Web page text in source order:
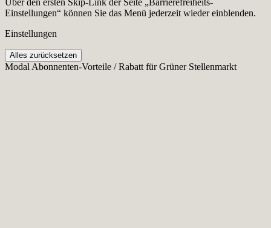
Über den ersten Skip-Link der Seite „Barrierefreiheits-
Einstellungen“ können Sie das Menü jederzeit wieder einblenden.
Einstellungen
Alles zurücksetzen
Modal Abonnenten-Vorteile / Rabatt für Grüner Stellenmarkt